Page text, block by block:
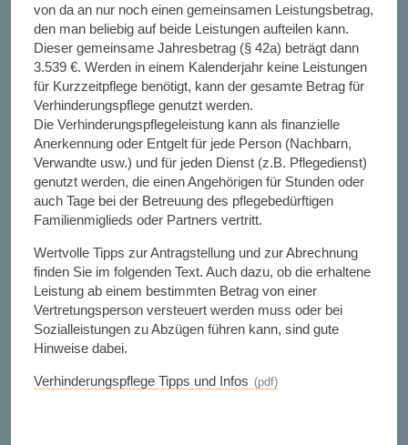
von da an nur noch einen gemeinsamen Leistungsbetrag,
den man beliebig auf beide Leistungen aufteilen kann.
Dieser gemeinsame Jahresbetrag (§ 42a) beträgt dann
3.539 €. Werden in einem Kalenderjahr keine Leistungen
für Kurzzeitpflege benötigt, kann der gesamte Betrag für
Verhinderungspflege genutzt werden.
Die Verhinderungspflegeleistung kann als finanzielle
Anerkennung oder Entgelt für jede Person (Nachbarn,
Verwandte usw.) und für jeden Dienst (z.B. Pflegedienst)
genutzt werden, die einen Angehörigen für Stunden oder
auch Tage bei der Betreuung des pflegebedürftigen
Familienmiglieds oder Partners vertritt.
Wertvolle Tipps zur Antragstellung und zur Abrechnung
finden Sie im folgenden Text. Auch dazu, ob die erhaltene
Leistung ab einem bestimmten Betrag von einer
Vertretungsperson versteuert werden muss oder bei
Sozialleistungen zu Abzügen führen kann, sind gute
Hinweise dabei.
Verhinderungspflege Tipps und Infos